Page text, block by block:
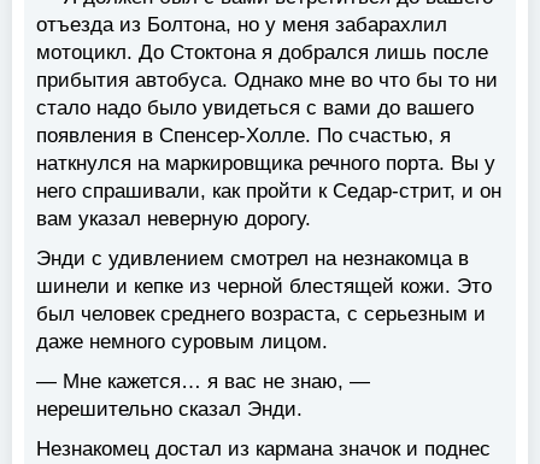
отъезда из Болтона, но у меня забарахлил
мотоцикл. До Стоктона я добрался лишь после
прибытия автобуса. Однако мне во что бы то ни
стало надо было увидеться с вами до вашего
появления в Спенсер-Холле. По счастью, я
наткнулся на маркировщика речного порта. Вы у
него спрашивали, как пройти к Седар-стрит, и он
вам указал неверную дорогу.
Энди с удивлением смотрел на незнакомца в
шинели и кепке из черной блестящей кожи. Это
был человек среднего возраста, с серьезным и
даже немного суровым лицом.
— Мне кажется… я вас не знаю, —
нерешительно сказал Энди.
Незнакомец достал из кармана значок и поднес